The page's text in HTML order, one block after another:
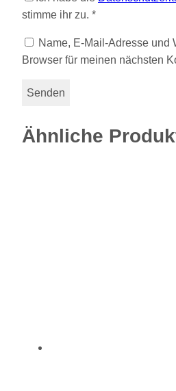
stimme ihr zu. *
Name, E-Mail-Adresse und
Browser für meinen nächsten
Ähnliche